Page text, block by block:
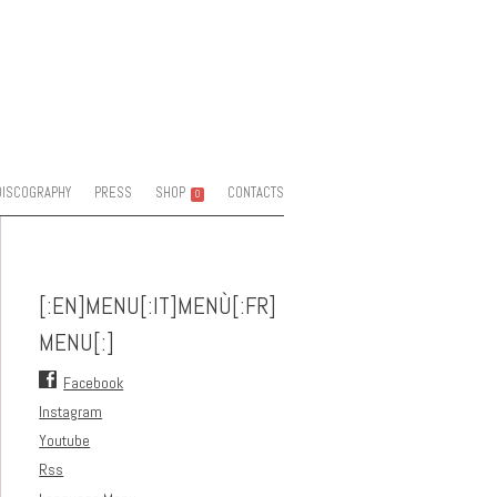
PRESS SHOP 0 CONTACTS
[:EN]MENU[:IT]MENÙ[:FR]
MENU[:]
Facebook
Instagram
Youtube
Rss